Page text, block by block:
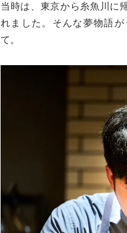
当時は、東京から糸魚川に
れました。そんな夢物語
て。